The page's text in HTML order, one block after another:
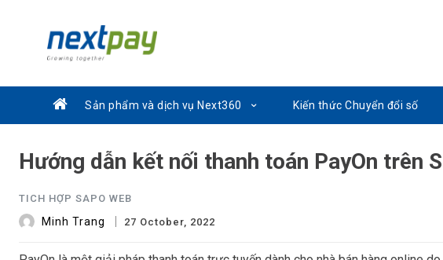
Sản phẩm và dịch vụ Next360 Kiến thức Chuyển đổi số
Hướng dẫn kết nối thanh toán PayOn trên
TICH HỢP SAPO WEB
Minh Trang 27 October, 2022